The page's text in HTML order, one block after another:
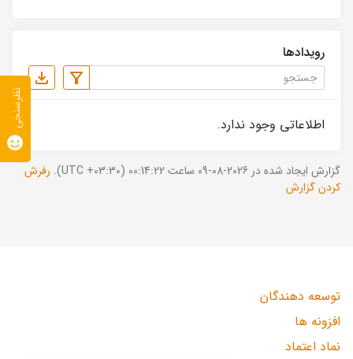
رویدادها
اطلاعاتی وجود ندارد.
گزارش ایجاد شده در 2026-08-09 ساعت 00:14:22 (UTC +03:30).
رفرش
کردن گزارش
توسعه دهندگان
افزونه ها
نماد اعتماد
نظرسنجی